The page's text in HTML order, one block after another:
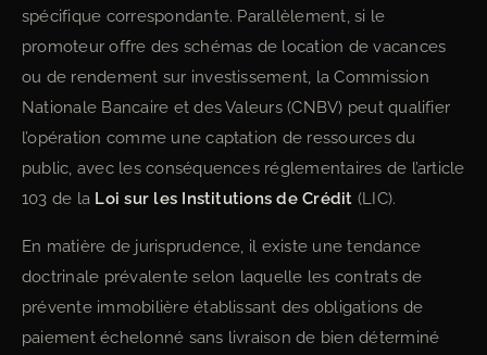
spécifique correspondante. Parallèlement, si le
promoteur offre des schémas de location de vacances
ou de rendement sur investissement, la Commission
Nationale Bancaire et des Valeurs (CNBV) peut qualifier
l’opération comme une captation de ressources du
public, avec les conséquences réglementaires de l’article
103 de la Loi sur les Institutions de Crédit (LIC).
En matière de jurisprudence, il existe une tendance
doctrinale prévalente selon laquelle les contrats de
prévente immobilière établissant des obligations de
paiement échelonné sans livraison de bien déterminé